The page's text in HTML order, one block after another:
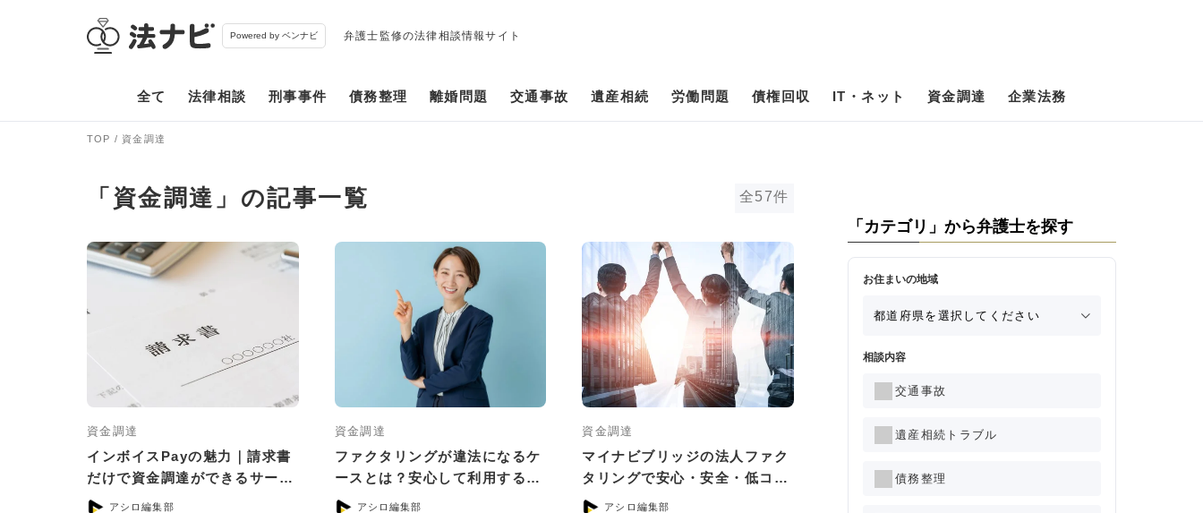
Powered by ベンナビ 弁護士監修の法律相談情報サイト
全て 法律相談 刑事事件 債務整理 離婚問題 交通事故 遺産相続 労働問題 債権回収 IT・ネット 資金調達 企業法務
TOP 資金調達
「資金調達」の記事一覧 全57件
資金調達
インボイスPayの魅力｜請求書
だけで資金調達ができるサービ
スとは？
アシロ編集部
資金調達
ファクタリングが違法になるケ
ースとは？安心して利用する6
つのポイント
アシロ編集部
資金調達
マイナビブリッジの法人ファク
タリングで安心・安全・低コス
トの資金調達！
アシロ編集部
「カテゴリ」から弁護士を探す
お住まいの地域
相談内容
交通事故
遺産相続トラブル
債務整理